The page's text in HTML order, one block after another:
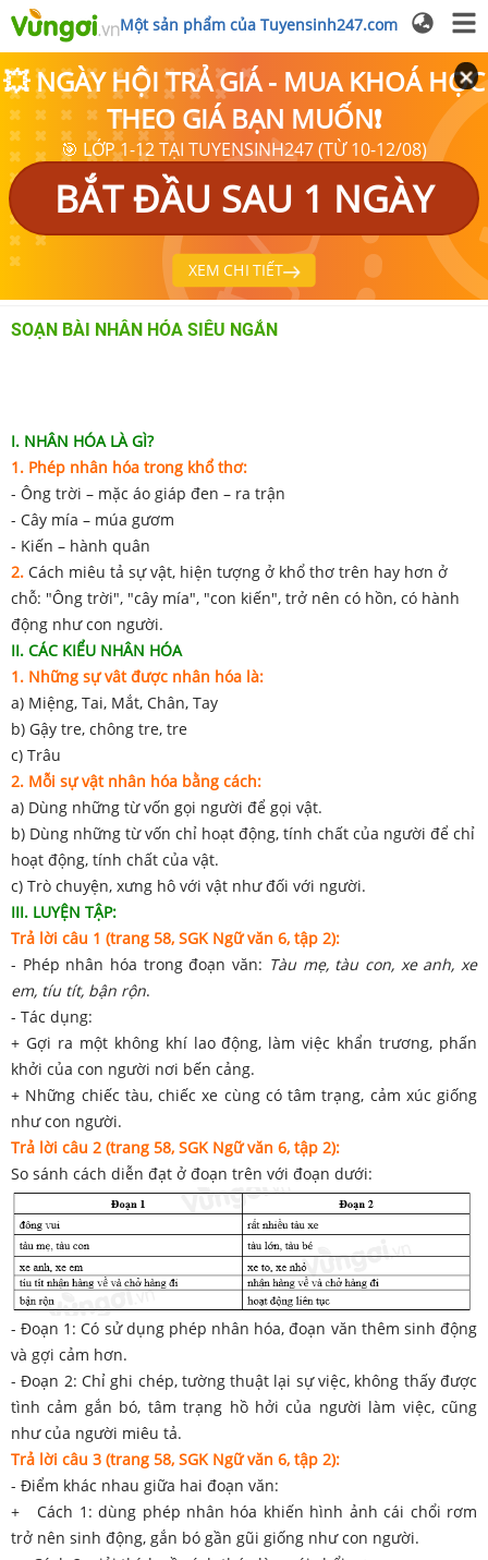
Một sản phẩm của Tuyensinh247.com
💥 NGÀY HỘI TRẢ GIÁ - MUA KHOÁ HỌC
THEO GIÁ BẠN MUỐN❗
🎯 LỚP 1-12 TẠI TUYENSINH247 (TỪ 10-12/08)
BẮT ĐẦU SAU 1 NGÀY
XEM CHI TIẾT
SOẠN BÀI NHÂN HÓA SIÊU NGẮN
I. NHÂN HÓA LÀ GÌ?
1. Phép nhân hóa trong khổ thơ:
- Ông trời – mặc áo giáp đen – ra trận
- Cây mía – múa gươm
- Kiến – hành quân
2. Cách miêu tả sự vật, hiện tượng ở khổ thơ trên hay hơn ở
chỗ: "Ông trời", "cây mía", "con kiến", trở nên có hồn, có hành
động như con người.
II. CÁC KIỂU NHÂN HÓA
1. Những sự vât được nhân hóa là:
a) Miệng, Tai, Mắt, Chân, Tay
b) Gậy tre, chông tre, tre
c) Trâu
2. Mỗi sự vật nhân hóa bằng cách:
a) Dùng những từ vốn gọi người để gọi vật.
b) Dùng những từ vốn chỉ hoạt động, tính chất của người để chỉ
hoạt động, tính chất của vật.
c) Trò chuyện, xưng hô với vật như đối với người.
III. LUYỆN TẬP:
Trả lời câu 1 (trang 58, SGK Ngữ văn 6, tập 2):
- Phép nhân hóa trong đoạn văn: Tàu mẹ, tàu con, xe anh, xe
em, tíu tít, bận rộn.
- Tác dụng:
+ Gợi ra một không khí lao động, làm việc khẩn trương, phấn
khởi của con người nơi bến cảng.
+ Những chiếc tàu, chiếc xe cùng có tâm trạng, cảm xúc giống
như con người.
Trả lời câu 2 (trang 58, SGK Ngữ văn 6, tập 2):
So sánh cách diễn đạt ở đoạn trên với đoạn dưới:
- Đoạn 1: Có sử dụng phép nhân hóa, đoạn văn thêm sinh động
và gợi cảm hơn.
- Đoạn 2: Chỉ ghi chép, tường thuật lại sự việc, không thấy được
tình cảm gắn bó, tâm trạng hồ hởi của người làm việc, cũng
như của người miêu tả.
Trả lời câu 3 (trang 58, SGK Ngữ văn 6, tập 2):
- Điểm khác nhau giữa hai đoạn văn:
+ Cách 1: dùng phép nhân hóa khiến hình ảnh cái chổi rơm
trở nên sinh động, gắn bó gần gũi giống như con người.